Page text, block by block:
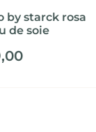
by starck rosa
de soie